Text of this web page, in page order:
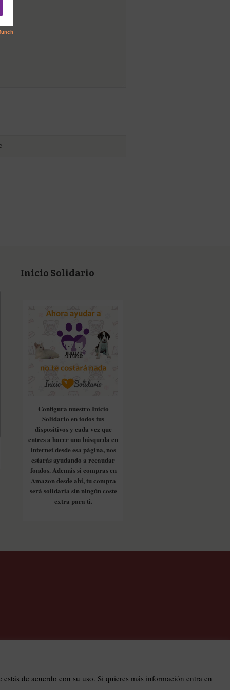
Inicio Solidario
Configura nuestro Inicio
Solidario en todos tus
dispositivos y cada vez que
entres a hacer una búsqueda en
internet desde esa página, nos
estarás ayudando a recaudar
fondos. Además si compras en
Amazon desde ahí, tu compra
será solidaria sin ningún coste
extra para ti.
de acuerdo con su uso. Si quieres más información entra en